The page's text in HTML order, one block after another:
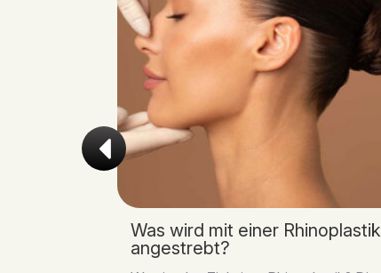
Was wird mit einer Rhinoplastik
angestrebt?